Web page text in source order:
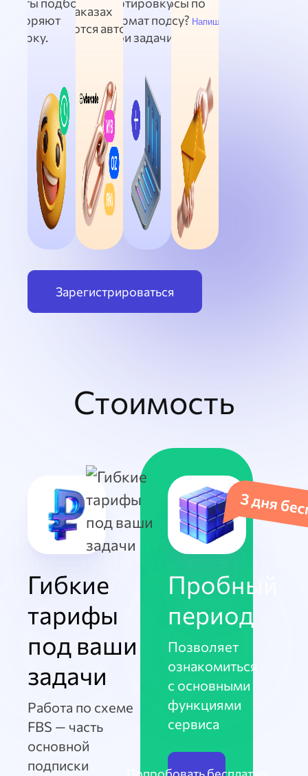
ускоряют
сборку.
Данные о заказах
подтягиваются автоматически
через API.
формат под
свои задачи.
сервису? Напишите нам
Зарегистрироваться
Стоимость
Гибкие
тарифы
под ваши
задачи
Работа по схеме
FBS — часть
основной
подписки
Пробный
период
Позволяет
ознакомиться
с основными
функциями
сервиса